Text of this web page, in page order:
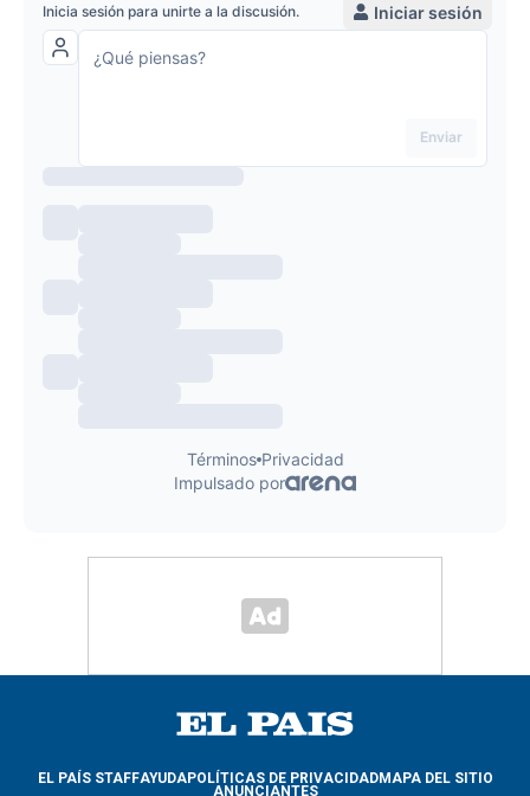
EL PAÍS STAFFAYUDAPOLÍTICAS DE PRIVACIDADMAPA DEL SITIO
ANUNCIANTES